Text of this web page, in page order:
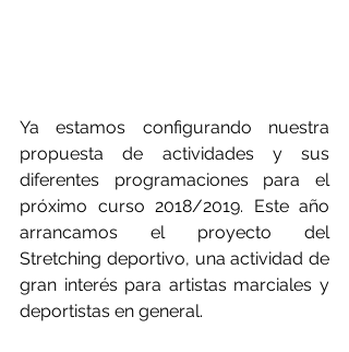
Ya estamos configurando nuestra
propuesta de actividades y sus
diferentes programaciones para el
próximo curso 2018/2019. Este año
arrancamos el proyecto del
Stretching deportivo, una actividad de
gran interés para artistas marciales y
deportistas en general.